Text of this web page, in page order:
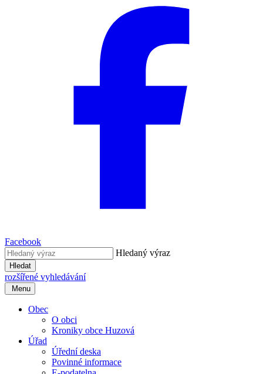
Facebook
Hledaný výraz
Hledat
rozšířené vyhledávání
Menu
Obec
O obci
Kroniky obce Huzová
Úřad
Úřední deska
Povinné informace